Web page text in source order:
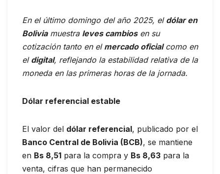
En el último domingo del año 2025, el dólar en
Boliviamuestra leves cambiosen su
cotización tanto en el mercado oficialcomo en
el digital, reflejando la estabilidad relativa de la
moneda en las primeras horas de la jornada.
Dólar referencial estable
El valor del dólar referencial, publicado por el
Banco Central de Bolivia (BCB), se mantiene
en Bs 8,51 para la compra y Bs 8,63 para la
venta, cifras que han permanecido